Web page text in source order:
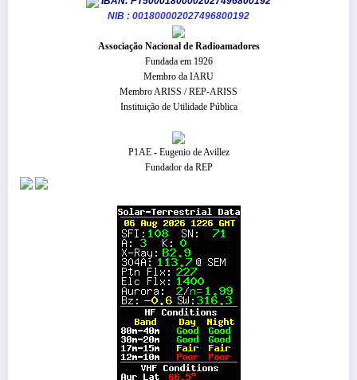
NIB : 001800002027496800192
​Associação Nacional de Radioamadores
Fundada em 1926
Membro da IARU
Membro ARISS / REP-ARISS
Instituição de Utilidade Pública
P1AE - Eugenio de Avillez
Fundador da REP